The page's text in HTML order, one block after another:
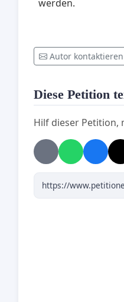
werden.
Autor kontaktieren
Diese Petition
Hilf dieser Petition,